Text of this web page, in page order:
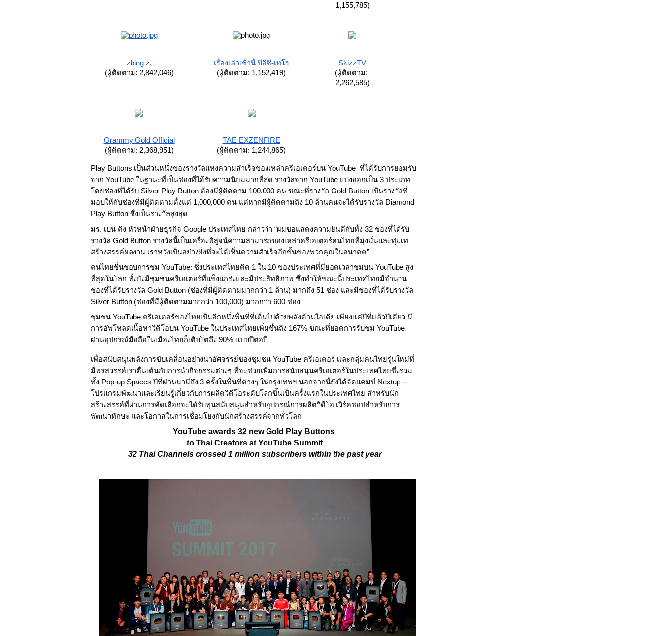
1,155,785)
zbing z.
(ผู้ติดตาม: 2,842,046)
เรื่องเล่าเช้านี้ บีอีซี-เทโร
(ผู้ติดตาม: 1,152,419)
SkizzTV
(ผู้ติดตาม:
2,262,585)
Grammy Gold Official
(ผู้ติดตาม: 2,368,951)
TAE EXZENFIRE
(ผู้ติดตาม: 1,244,865)
Play Buttons เป็นส่วนหนึ่งของรางวัลแห่งความสำเร็จของเหล่าครีเอเตอร์บน YouTube  ที่ได้รับการยอมรับ
จาก YouTube ในฐานะที่เป็นช่องที่ได้รับความนิยมมากที่สุด รางวัลจาก YouTube แบ่งออกเป็น 3 ประเภท
โดยช่องที่ได้รับ Silver Play Button ต้องมีผู้ติดตาม 100,000 คน ขณะที่รางวัล Gold Button เป็นรางวัลที่
มอบให้กับช่องที่มีผู้ติดตามตั้งแต่ 1,000,000 คน แต่หากมีผู้ติดตามถึง 10 ล้านคนจะได้รับรางวัล Diamond
Play Button ซึ่งเป็นรางวัลสูงสุด
มร. เบน คิง หัวหน้าฝ่ายธุรกิจ Google ประเทศไทย กล่าวว่า “ผมขอแสดงความยินดีกับทั้ง 32 ช่องที่ได้รับ
รางวัล Gold Button รางวัลนี้เป็นเครื่องพิสูจน์ความสามารถของเหล่าครีเอเตอร์คนไทยที่มุ่งมั่นและทุ่มเท
สร้างสรรค์ผลงาน เราหวังเป็นอย่างยิ่งที่จะได้เห็นความสำเร็จอีกขั้นของพวกคุณในอนาคต”
คนไทยชื่นชอบการชม YouTube: ซึ่งประเทศไทยติด 1 ใน 10 ของประเทศที่มียอดเวลาชมบน YouTube สูง
ที่สุดในโลก ทั้งยังมีชุมชนครีเอเตอร์ที่แข็งแกร่งและมีประสิทธิภาพ ซึ่งทำให้ขณะนี้ประเทศไทยมีจำนวน
ช่องที่ได้รับรางวัล Gold Button (ช่องที่มีผู้ติดตามมากกว่า 1 ล้าน) มากถึง 51 ช่อง และมีช่องที่ได้รับรางวัล
Silver Button (ช่องที่มีผู้ติดตามมากกว่า 100,000) มากกว่า 600 ช่อง
ชุมชน YouTube ครีเอเตอร์ของไทยเป็นอีกหนึ่งพื้นที่ที่เต็มไปด้วยพลังด้านไอเดีย เพียงเเค่ปีที่เเล้วปีเดียว มี
การอัพโหลดเนื้อหาวิดีโอบน YouTube ในประเทศไทยเพิ่มขึ้นถึง 167% ขณะที่ยอดการรับชม YouTube
ผ่านอุปกรณ์มือถือในเมืองไทยก็เติบโตถึง 90% เเบบปีต่อปี
เพื่อสนับสนุนพลังการขับเคลื่อนอย่างน่าอัศจรรย์ของชุมชน YouTube ครีเอเตอร์ เเละกลุ่มคนไทยรุ่นใหม่ที่
มีพรสวรรค์เราตื่นเต้นกับการนำกิจกรรมต่างๆ ที่จะช่วยเพิ่มการสนับสนุนครีเอเตอร์ในประเทศไทยซึ่งรวม
ทั้ง Pop-up Spaces ปีที่ผ่านมามีถึง 3 ครั้งในพื้นที่ต่างๆ ในกรุงเทพฯ นอกจากนี้ยังได้จัดแคมป์ Nextup --
โปรแกรมพัฒนาและเรียนรู้เกี่ยวกับการผลิตวิดีโอระดับโลกขึ้นเป็นครั้งแรกในประเทศไทย สำหรับนัก
สร้างสรรค์ที่ผ่านการคัดเลือกจะได้รับทุนสนับสนุนสำหรับอุปกรณ์การผลิตวิดีโอ เวิร์คชอปสำหรับการ
พัฒนาทักษะ และโอกาสในการเชื่อมโยงกับนักสร้างสรรค์จากทั่วโลก
YouTube awards 32 new Gold Play Buttons
to Thai Creators at YouTube Summit
32 Thai Channels crossed 1 million subscribers within the past year